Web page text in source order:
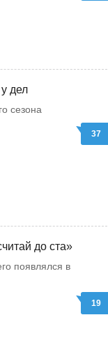
дел
сезона
37
до ста»
появлялся в
19